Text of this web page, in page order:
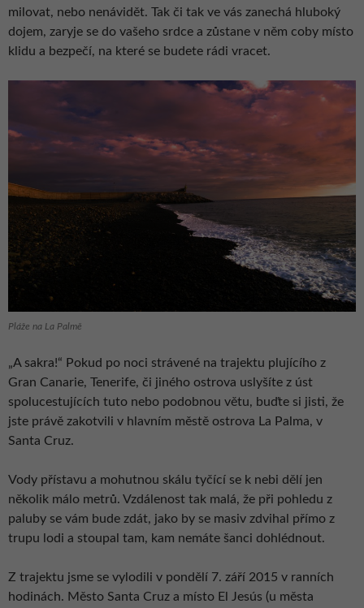
milovat, nebo nenávidět. Tak či tak ve vás zanechá hluboký
dojem, zaryje se do vašeho srdce a zůstane v něm coby místo
klidu a bezpečí, na které se budete rádi vracet.
Pláže na La Palmě
„A sakra!“ Pokud po noci strávené na trajektu plujícího z
Gran Canarie, Tenerife, či jiného ostrova uslyšíte z úst
spolucestujících tuto nebo podobnou větu, buďte si jisti, že
jste právě zakotvili v hlavním městě ostrova La Palma, v
Santa Cruz.
Vody přístavu a mohutnou skálu tyčící se k nebi dělí jen
několik málo metrů. Vzdálenost tak malá, že při pohledu z
paluby se vám bude zdát, jako by se masiv zdvihal přímo z
trupu lodi a stoupal tam, kam nemáte šanci dohlédnout.
Z trajektu jsme se vylodili v pondělí 7. září 2015 v ranních
hodinách. Město Santa Cruz a místo El Jesús (u města